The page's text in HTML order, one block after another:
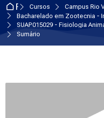
Página inicial
Cursos Campus Rio
Bacharelado em Zootecnia -
Sumário